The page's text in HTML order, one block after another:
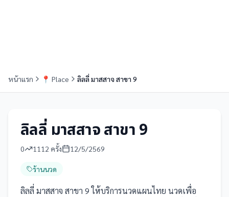
หน้าแรก 📍 Place ลิลลี่ มาสสาจ สาขา 9
ลิลลี่ มาสสาจ สาขา 9
0 1112 ครั้ง 12/5/2569
ร้านนวด
ลิลลี่ มาสสาจ สาขา 9 ให้บริการนวดแผนไทย นวดเพื่อ